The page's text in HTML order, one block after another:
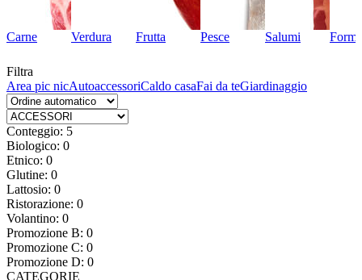
Carne Verdura Frutta Pesce Salumi
Filtra
Area pic nicAutoaccessoriCaldo casaFai da teGiardinaggio
Conteggio: 5
Biologico: 0
Etnico: 0
Glutine: 0
Lattosio: 0
Ristorazione: 0
Volantino: 0
Promozione B: 0
Promozione C: 0
Promozione D: 0
CATEGORIE